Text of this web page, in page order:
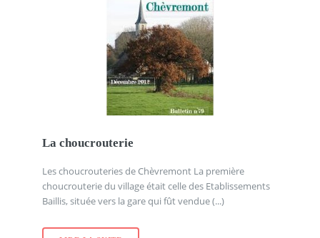
La choucrouterie
Les choucrouteries de Chèvremont La première
choucrouterie du village était celle des Etablissements
Baillis, située vers la gare qui fût vendue (...)